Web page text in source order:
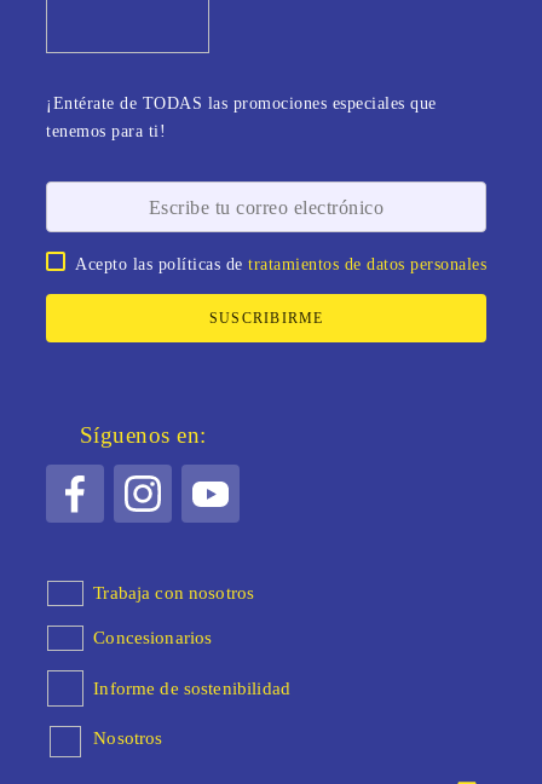
¡Entérate de TODAS las promociones especiales que
tenemos para ti!
Acepto las políticas detratamientos de datos personales
SUSCRIBIRME
Síguenos en:
Trabaja con nosotros
Concesionarios
Informe de sostenibilidad
Nosotros